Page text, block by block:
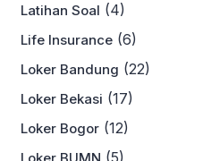
Latihan Soal (4)
Life Insurance (6)
Loker Bandung (22)
Loker Bekasi (17)
Loker Bogor (12)